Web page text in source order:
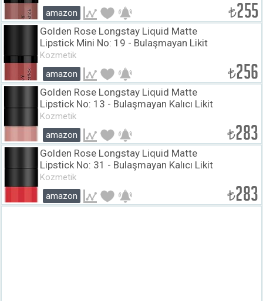
amazon
₺255
Golden Rose Longstay Liquid Matte
Lipstick Mini No: 19 - Bulaşmayan Likit
Mini Mat Ruj (3 ml)
Kozmetik
amazon
₺256
Golden Rose Longstay Liquid Matte
Lipstick No: 13 - Bulaşmayan Kalıcı Likit
Mat Ruj
Kozmetik
amazon
₺283
Golden Rose Longstay Liquid Matte
Lipstick No: 31 - Bulaşmayan Kalıcı Likit
Mat Ruj
Kozmetik
amazon
₺283